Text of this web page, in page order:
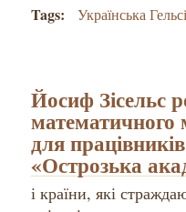
Tags: Українська
Йосиф Зісельс
математичного
для
«Острозька
і країни, які